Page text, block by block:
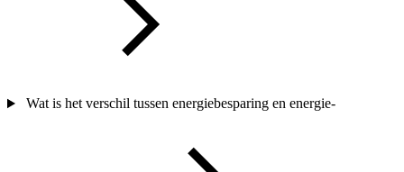
Wat is het verschil tussen energiebesparing en energie-